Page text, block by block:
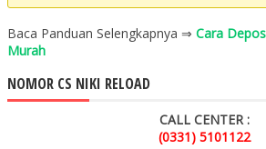
Baca Panduan Selengkapnya ⇒ Cara
Murah
NOMOR CS NIKI RELOAD
CALL CENTER :
(0331) 5101122